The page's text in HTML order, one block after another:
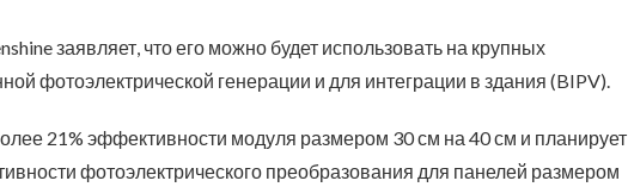
заявляет, что его можно будет использовать на крупных
фотоэлектрической генерации и для интеграции в здания (BIPV).
21% эффективности модуля размером 30 см на 40 см и планирует
фотоэлектрического преобразования для панелей размером